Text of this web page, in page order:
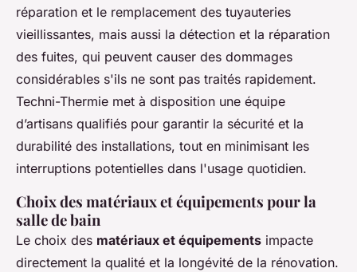
réparation et le remplacement des tuyauteries
vieillissantes, mais aussi la détection et la réparation
des fuites, qui peuvent causer des dommages
considérables s'ils ne sont pas traités rapidement.
Techni-Thermie met à disposition une équipe
d’artisans qualifiés pour garantir la sécurité et la
durabilité des installations, tout en minimisant les
interruptions potentielles dans l'usage quotidien.
Choix des matériaux et équipements pour la
salle de bain
Le choix des matériaux et équipements impacte
directement la qualité et la longévité de la rénovation.